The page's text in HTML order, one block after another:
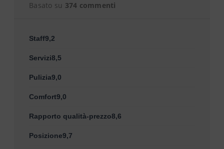
Basato su 374 commenti
Staff9,2
Servizi8,5
Pulizia9,0
Comfort9,0
Rapporto qualità-prezzo8,6
Posizione9,7